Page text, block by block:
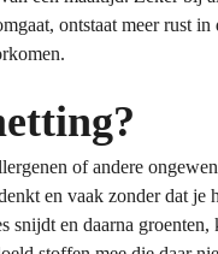
ontstaat meer rust
of andere
en vaak zonder dat
snijdt en daarna